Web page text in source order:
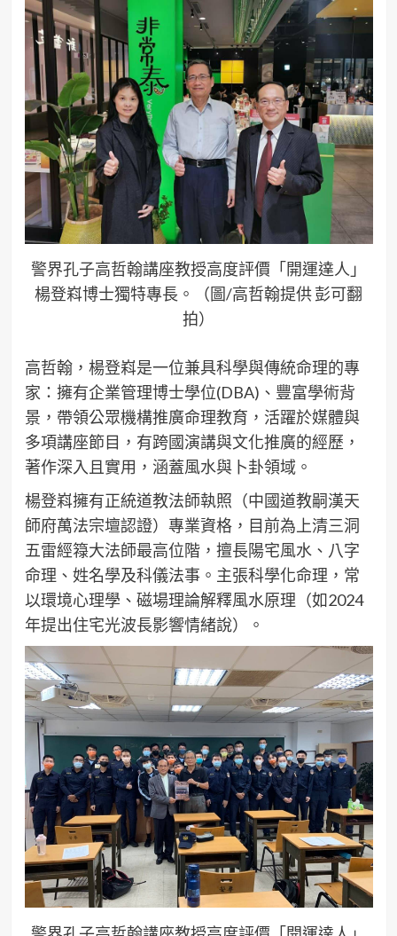
警界孔子高哲翰講座教授高度評價「開運達人」
楊登嵙博士獨特專長。（圖/高哲翰提供 彭可翻
拍）
高哲翰，楊登嵙是一位兼具科學與傳統命理的專
家：擁有企業管理博士學位(DBA)、豐富學術背
景，帶領公眾機構推廣命理教育，活躍於媒體與
多項講座節目，有跨國演講與文化推廣的經歷，
著作深入且實用，涵蓋風水與卜卦領域。
楊登嵙擁有正統道教法師執照（中國道教嗣漢天
師府萬法宗壇認證）專業資格，目前為上清三洞
五雷經簶大法師最高位階，擅長陽宅風水、八字
命理、姓名學及科儀法事。主張科學化命理，常
以環境心理學、磁場理論解釋風水原理（如2024
年提出住宅光波長影響情緒說）。